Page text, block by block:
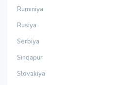
Rumıniya
Rusiya
Serbiya
Sinqapur
Slovakiya